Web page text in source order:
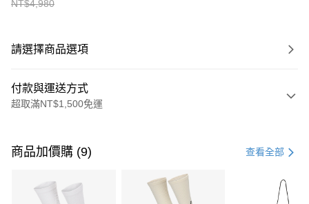
NT$4,980
請選擇商品選項
付款與運送方式
超取滿NT$1,500免運
信用卡一次付款
3 期 0 利率 每期 21家銀行
商品加價購 (9) 查看全部